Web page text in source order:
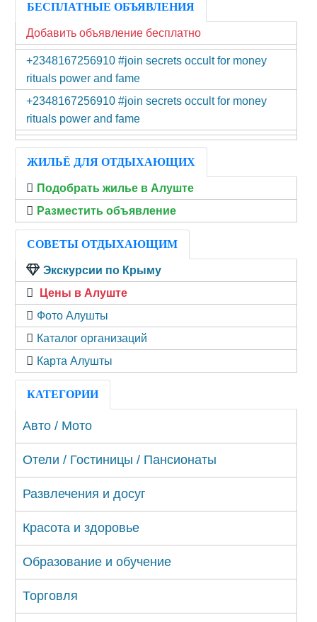
БЕСПЛАТНЫЕ ОБЪЯВЛЕНИЯ
Добавить объявление бесплатно
+2348167256910 #join secrets occult for money
rituals power and fame
+2348167256910 #join secrets occult for money
rituals power and fame
ЖИЛЬЁ ДЛЯ ОТДЫХАЮЩИХ
Подобрать жилье в Алуште
Разместить объявление
СОВЕТЫ ОТДЫХАЮЩИМ
Экскурсии по Крыму
Цены в Алуште
Фото Алушты
Каталог организаций
Карта Алушты
КАТЕГОРИИ
Авто / Мото
Отели / Гостиницы / Пансионаты
Развлечения и досуг
Красота и здоровье
Образование и обучение
Торговля